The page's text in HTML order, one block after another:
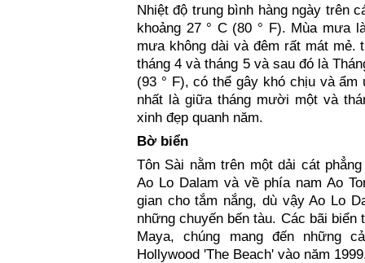
Nhiệt độ trung bình hàng ngày trên
khoảng 27 ° C (80 ° F). Mùa mưa
mưa không dài và đêm rất mát mẻ.
tháng 4 và tháng 5 và sau đó là
(93 ° F), có thể gây khó chịu và
nhất là giữa tháng mười một và
xinh đẹp quanh năm.
Bờ biển
Tôn Sài nằm trên một dải cát
Ao Lo Dalam và về phía nam Ao
gian cho tắm nắng, dù vậy Ao Lo
những chuyến bến tàu. Các bãi
Maya, chúng mang đến những
Hollywood 'The Beach' vào năm